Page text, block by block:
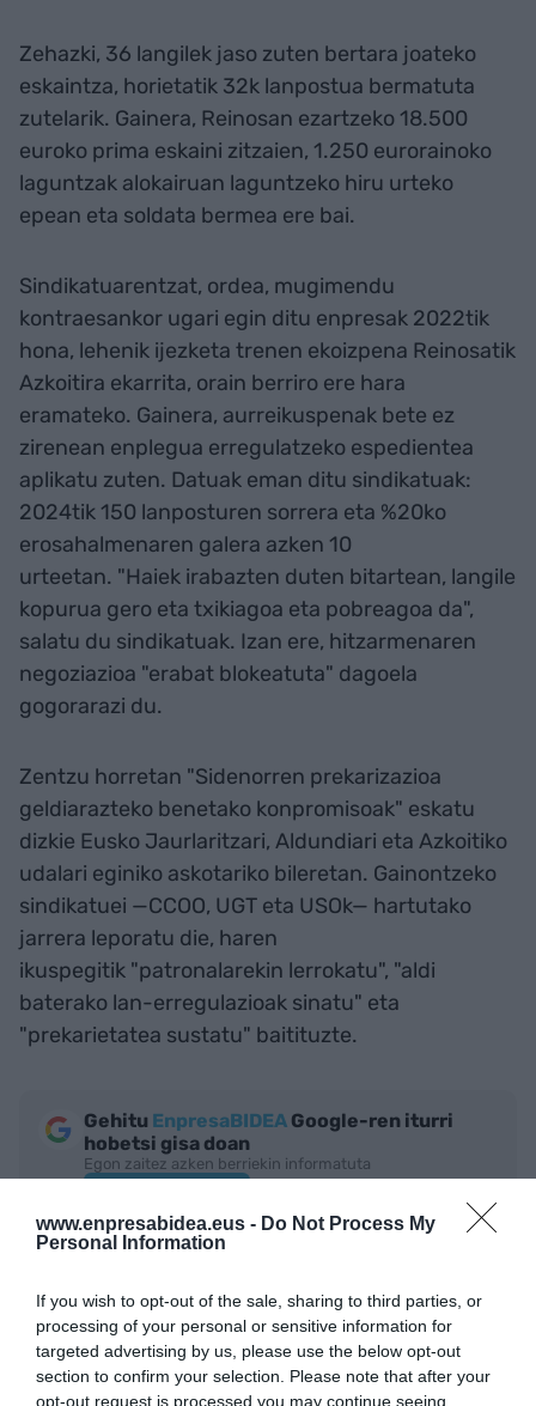
www.enpresabidea.eus - Do Not Process My
Personal Information
If you wish to opt-out of the sale, sharing to third parties, or
processing of your personal or sensitive information for
targeted advertising by us, please use the below opt-out
section to confirm your selection. Please note that after your
opt-out request is processed you may continue seeing
Zehazki, 36 langilek jaso zuten bertara joateko
eskaintza, horietatik 32k lanpostua bermatuta
zutelarik. Gainera, Reinosan ezartzeko 18.500
euroko prima eskaini zitzaien, 1.250 eurorainoko
laguntzak alokairuan laguntzeko hiru urteko
epean eta soldata bermea ere bai.
Sindikatuarentzat, ordea, mugimendu
kontraesankor ugari egin ditu enpresak 2022tik
hona, lehenik ijezketa trenen ekoizpena Reinosatik
Azkoitira ekarrita, orain berriro ere hara
eramateko. Gainera, aurreikuspenak bete ez
zirenean enplegua erregulatzeko espedientea
aplikatu zuten. Datuak eman ditu sindikatuak:
2024tik 150 lanposturen sorrera eta %20ko
erosahalmenaren galera azken 10
urteetan. "Haiek irabazten duten bitartean, langile
kopurua gero eta txikiagoa eta pobreagoa da",
salatu du sindikatuak. Izan ere, hitzarmenaren
negoziazioa "erabat blokeatuta" dagoela
gogorarazi du.
Zentzu horretan "Sidenorren prekarizazioa
geldiarazteko benetako konpromisoak" eskatu
dizkie Eusko Jaurlaritzari, Aldundiari eta Azkoitiko
udalari eginiko askotariko bileretan. Gainontzeko
sindikatuei —CCOO, UGT eta USOk— hartutako
jarrera leporatu die, haren
ikuspegitik "patronalarekin lerrokatu", "aldi
baterako lan-erregulazioak sinatu" eta
"prekarietatea sustatu" baitituzte.
Gehitu EnpresaBIDEA Google-ren iturri
hobetsi gisa doan
Egon zaitez azken berriekin informatuta